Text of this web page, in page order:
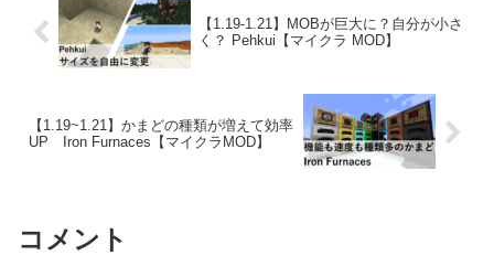
【1.19-1.21】MOBが巨大に？自分が小さ
く？ Pehkui【マイクラ MOD】
【1.19~1.21】かまどの種類が増えて効率
UP Iron Furnaces【マイクラMOD】
コメント